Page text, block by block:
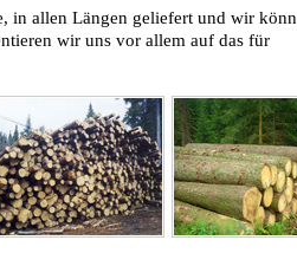
in allen Längen geliefert und wir
wir uns vor allem auf das für